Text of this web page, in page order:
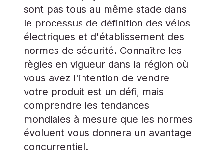
sont pas tous au même stade dans
le processus de définition des vélos
électriques et d'établissement des
normes de sécurité. Connaître les
règles en vigueur dans la région où
vous avez l'intention de vendre
votre produit est un défi, mais
comprendre les tendances
mondiales à mesure que les normes
évoluent vous donnera un avantage
concurrentiel.